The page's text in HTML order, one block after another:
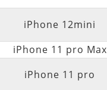
iPhone 12mini
iPhone 11 pro Max
iPhone 11 pro